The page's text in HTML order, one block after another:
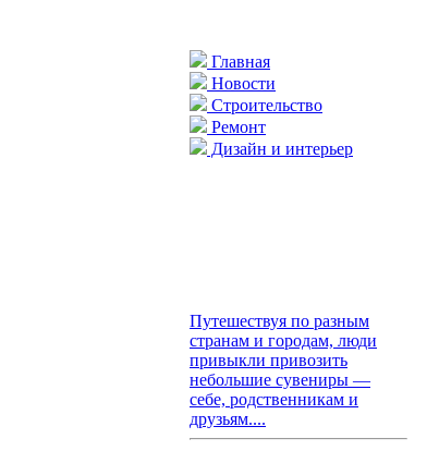
Главная
Новости
Строительство
Ремонт
Дизайн и интерьер
Путешествуя по разным
странам и городам, люди
привыкли привозить
небольшие сувениры —
себе, родственникам и
друзьям....